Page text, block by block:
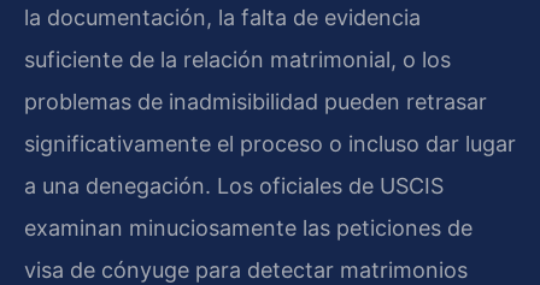
la documentación, la falta de evidencia
suficiente de la relación matrimonial, o los
problemas de inadmisibilidad pueden retrasar
significativamente el proceso o incluso dar lugar
a una denegación. Los oficiales de USCIS
examinan minuciosamente las peticiones de
visa de cónyuge para detectar matrimonios